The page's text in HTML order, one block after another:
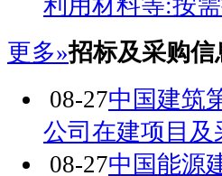
利用材料等:按
更多»招标及采购信
08-27中国建筑
公司在建项目及
08-27中国能源